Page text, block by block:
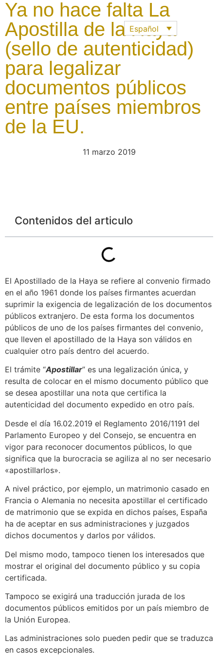
Español
Ya no hace falta La
Apostilla de la Haya
(sello de autenticidad)
para legalizar
documentos públicos
entre países miembros
de la EU.
11 marzo 2019
Contenidos del articulo
El Apostillado de la Haya se refiere al convenio firmado
en el año 1961 donde los países firmantes acuerdan
suprimir la exigencia de legalización de los documentos
públicos extranjero. De esta forma los documentos
públicos de uno de los países firmantes del convenio,
que lleven el apostillado de la Haya son válidos en
cualquier otro país dentro del acuerdo.
El trámite “Apostillar” es una legalización única, y
resulta de colocar en el mismo documento público que
se desea apostillar una nota que certifica la
autenticidad del documento expedido en otro país.
Desde el día 16.02.2019 el Reglamento 2016/1191 del
Parlamento Europeo y del Consejo, se encuentra en
vigor para reconocer documentos públicos, lo que
significa que la burocracia se agiliza al no ser necesario
«apostillarlos».
A nivel práctico, por ejemplo, un matrimonio casado en
Francia o Alemania no necesita apostillar el certificado
de matrimonio que se expida en dichos países, España
ha de aceptar en sus administraciones y juzgados
dichos documentos y darlos por válidos.
Del mismo modo, tampoco tienen los interesados que
mostrar el original del documento público y su copia
certificada.
Tampoco se exigirá una traducción jurada de los
documentos públicos emitidos por un país miembro de
la Unión Europea.
Las administraciones solo pueden pedir que se traduzca
en casos excepcionales.